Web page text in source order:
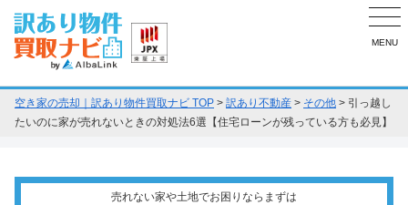
MENU
空き家の売却｜訳あり物件買取ナビ TOP > 訳あり不動産 > その他 > 引っ越し
たいのに家が売れないときの対処法6選【住宅ローンが残っている方も必見】
売れない家や土地でお困りならまずは